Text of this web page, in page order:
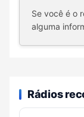
Se você é o
alguma
Rádios